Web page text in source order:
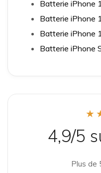
Batterie iPhone
Batterie iPhone
Batterie iPhone
Batterie iPhone
4,9/5
Plus de